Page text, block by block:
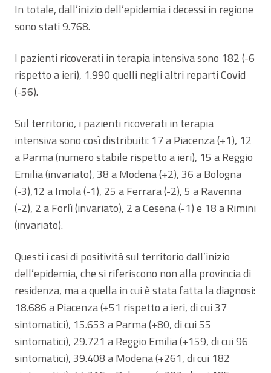
In totale, dall’inizio dell’epidemia i decessi in regione
sono stati 9.768.
I pazienti ricoverati in terapia intensiva sono 182 (-6
rispetto a ieri), 1.990 quelli negli altri reparti Covid
(-56).
Sul territorio, i pazienti ricoverati in terapia
intensiva sono così distribuiti: 17 a Piacenza (+1), 12
a Parma (numero stabile rispetto a ieri), 15 a Reggio
Emilia (invariato), 38 a Modena (+2), 36 a Bologna
(-3),12 a Imola (-1), 25 a Ferrara (-2), 5 a Ravenna
(-2), 2 a Forlì (invariato), 2 a Cesena (-1) e 18 a Rimini
(invariato).
Questi i casi di positività sul territorio dall’inizio
dell’epidemia, che si riferiscono non alla provincia di
residenza, ma a quella in cui è stata fatta la diagnosi:
18.686 a Piacenza (+51 rispetto a ieri, di cui 37
sintomatici), 15.653 a Parma (+80, di cui 55
sintomatici), 29.721 a Reggio Emilia (+159, di cui 96
sintomatici), 39.408 a Modena (+261, di cui 182